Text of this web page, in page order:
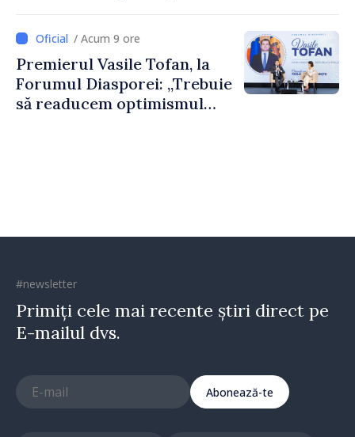
dumneavoastră pentru a
construi comunități mai
puternice”
/ Acum 9 ore
Premierul Vasile Tofan, la
Forumul Diasporei: „Trebuie
să readucem optimismul
#newsletter
Primiți cele mai recente știri direct pe
E-mailul dvs.
Abonează-te